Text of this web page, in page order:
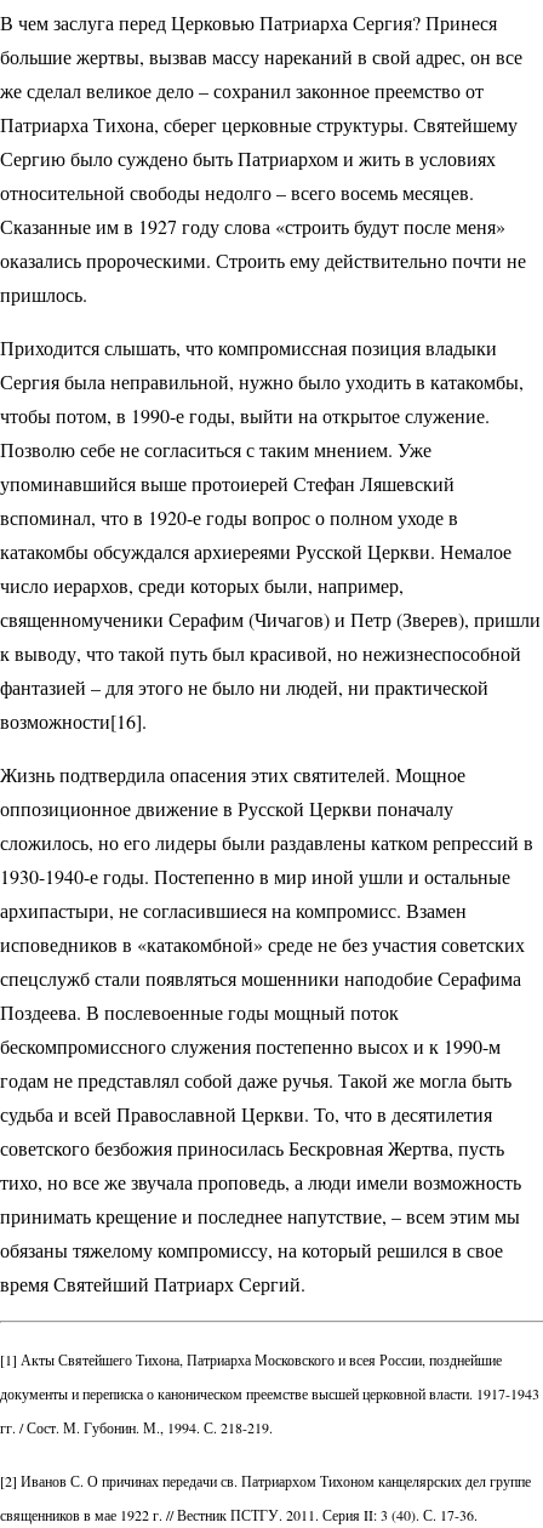
В чем заслуга перед Церковью Патриарха Сергия? Принеся
большие жертвы, вызвав массу нареканий в свой адрес, он все
же сделал великое дело – сохранил законное преемство от
Патриарха Тихона, сберег церковные структуры. Святейшему
Сергию было суждено быть Патриархом и жить в условиях
относительной свободы недолго – всего восемь месяцев.
Сказанные им в 1927 году слова «строить будут после меня»
оказались пророческими. Строить ему действительно почти не
пришлось.
Приходится слышать, что компромиссная позиция владыки
Сергия была неправильной, нужно было уходить в катакомбы,
чтобы потом, в 1990-е годы, выйти на открытое служение.
Позволю себе не согласиться с таким мнением. Уже
упоминавшийся выше протоиерей Стефан Ляшевский
вспоминал, что в 1920-е годы вопрос о полном уходе в
катакомбы обсуждался архиереями Русской Церкви. Немалое
число иерархов, среди которых были, например,
священномученики Серафим (Чичагов) и Петр (Зверев), пришли
к выводу, что такой путь был красивой, но нежизнеспособной
фантазией – для этого не было ни людей, ни практической
возможности[16].
Жизнь подтвердила опасения этих святителей. Мощное
оппозиционное движение в Русской Церкви поначалу
сложилось, но его лидеры были раздавлены катком репрессий в
1930-1940-е годы. Постепенно в мир иной ушли и остальные
архипастыри, не согласившиеся на компромисс. Взамен
исповедников в «катакомбной» среде не без участия советских
спецслужб стали появляться мошенники наподобие Серафима
Поздеева. В послевоенные годы мощный поток
бескомпромиссного служения постепенно высох и к 1990-м
годам не представлял собой даже ручья. Такой же могла быть
судьба и всей Православной Церкви. То, что в десятилетия
советского безбожия приносилась Бескровная Жертва, пусть
тихо, но все же звучала проповедь, а люди имели возможность
принимать крещение и последнее напутствие, – всем этим мы
обязаны тяжелому компромиссу, на который решился в свое
время Святейший Патриарх ­Сергий.
[1] Акты Святейшего Тихона, Патриарха Московского и всея России, позднейшие
документы и переписка о каноническом преемстве высшей церковной власти. 1917-1943
гг. / Сост. М. Губонин. М., 1994. С. 218-219.
[2] Иванов С. О причинах передачи св. Патриархом Тихоном канцелярских дел группе
священников в мае 1922 г. // Вестник ПСТГУ. 2011. Серия II: 3 (40). С. 17-36.